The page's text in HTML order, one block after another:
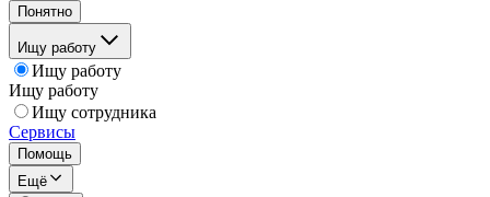
Понятно
Ищу работу
Ищу работу
Ищу работу
Ищу сотрудника
Сервисы
Помощь
Ещё